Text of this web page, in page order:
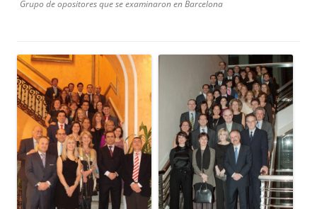
Grupo de opositores que se examinaron en Barcelona